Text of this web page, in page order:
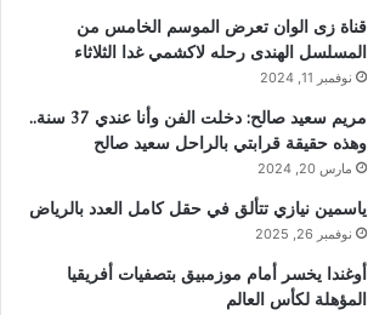
قناة زى الوان تعرض الموسم الخامس من
المسلسل الهندى رحله لاكشمي غدا الثلاثاء
نوفمبر 11, 2024
مريم سعيد صالح: دخلت الفن وأنا عندي 37 سنة..
وهذه حقيقة قرابتي بالراحل سعيد صالح
مارس 20, 2024
ياسمين نيازي تتألق في حقل كامل العدد بالرياض
نوفمبر 26, 2025
أوغندا يخسر أمام موزمبيق بتصفيات أفريقيا
المؤهلة لكأس العالم